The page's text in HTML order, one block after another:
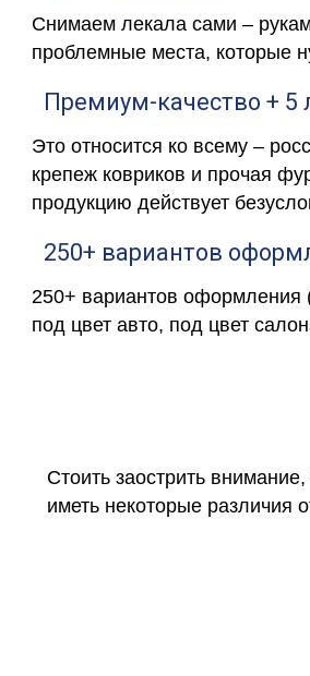
Снимаем лекала сами –
проблемные места, которые
Премиум-качество + 5
Это относится ко всему –
крепеж ковриков и прочая
продукцию действует
250+ вариантов
250+ вариантов оформления
под цвет авто, под цвет
Стоить заострить
иметь некоторые различия